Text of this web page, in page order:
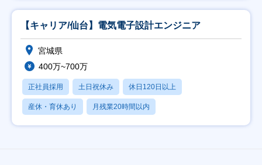
【キャリア/仙台】電気電子設計エンジニア
宮城県
400万~700万
正社員採用 土日祝休み 休日120日以上
産休・育休あり 月残業20時間以内